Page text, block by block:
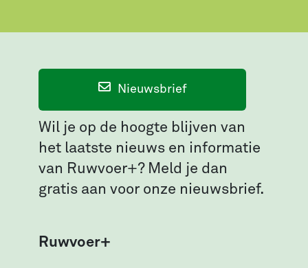
Nieuwsbrief
Wil je op de hoogte blijven van
het laatste nieuws en informatie
van Ruwvoer+? Meld je dan
gratis aan voor onze nieuwsbrief.
Ruwvoer+